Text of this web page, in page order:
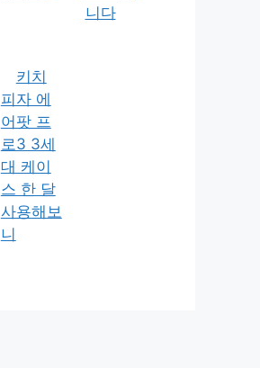
니다
키치
피자 에
어팟 프
로3 3세
대 케이
스 한 달
사용해보
니